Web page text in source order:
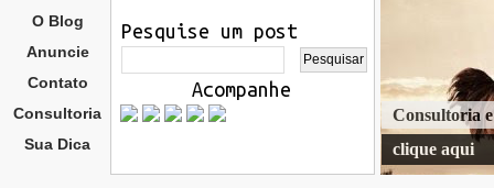
O Blog
Anuncie
Contato
Consultoria
Sua Dica
Pesquise um post
Acompanhe
Consultoria
clique aqui